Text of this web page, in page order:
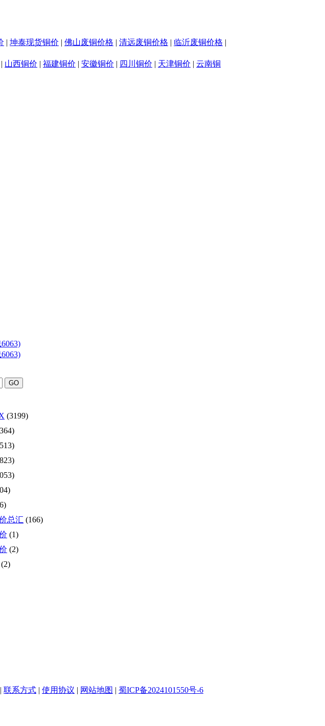
| 坤泰现货铜价 | 佛山废铜价格 | 清远废铜价格 | 临沂废铜价格 |
| 山西铜价 | 福建铜价 | 安徽铜价 | 四川铜价 | 天津铜价 | 云南铜
(3199)
总汇 (166)
(1)
(2)
(2)
| 联系方式 | 使用协议 | 网站地图 | 蜀ICP备2024101550号-6